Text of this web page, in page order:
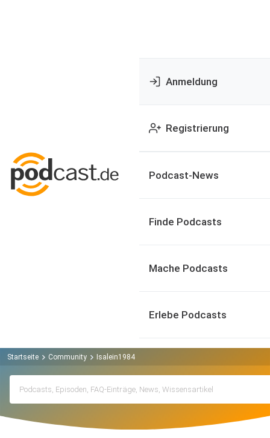
Anmeldung
Registrierung
Podcast-News
Finde Podcasts
Mache Podcasts
Erlebe Podcasts
Startseite Community Isalein1984